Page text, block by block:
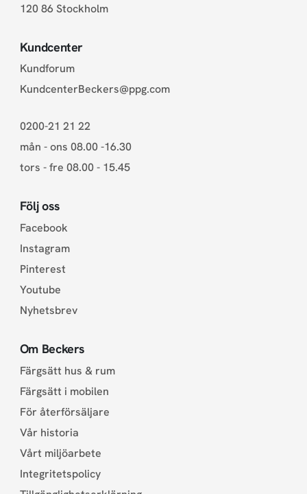
120 86 Stockholm
Kundcenter
Kundforum
KundcenterBeckers@ppg.com
0200-21 21 22
mån - ons 08.00 -16.30
tors - fre 08.00 - 15.45
Följ oss
Facebook
Instagram
Pinterest
Youtube
Nyhetsbrev
Om Beckers
Färgsätt hus & rum
Färgsätt i mobilen
För återförsäljare
Vår historia
Vårt miljöarbete
Integritetspolicy